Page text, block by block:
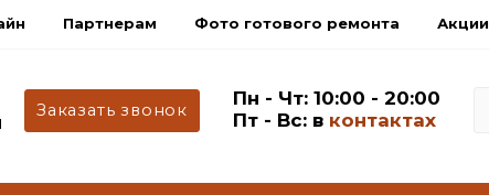
Партнерам Фото готового ремонта Акции
Заказать звонок
Пн - Чт: 10:00 - 20:00
Пт - Вс: в контактах